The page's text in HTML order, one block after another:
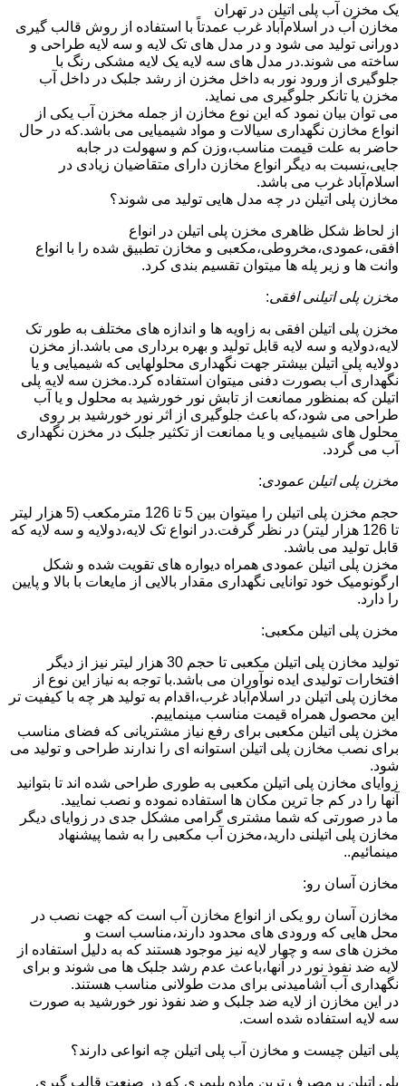
یک مخزن آب پلی اتیلن در تهران
مخازن آب در اسلام‌آباد غرب عمدتاً با استفاده از روش قالب گیری
دورانی تولید می شود و در مدل های تک لایه و سه لایه طراحی و
ساخته می شوند.در مدل های سه لایه یک لایه مشکی رنگ با
جلوگیری از ورود نور به داخل مخزن از رشد جلبک در داخل آب
مخزن یا تانکر جلوگیری می نماید.
می توان بیان نمود که این نوع مخازن از جمله مخزن آب یکی از
انواع مخازن نگهداری سیالات و مواد شیمیایی می باشد.که در حال
حاضر به علت قیمت مناسب،وزن کم و سهولت در جابه
جایی،نسبت به دیگر انواع مخازن دارای متقاضیان زیادی در
اسلام‌آباد غرب می باشد.
مخازن پلی اتیلن در چه مدل هایی تولید می شوند؟
از لحاظ شکل ظاهری مخزن پلی اتیلن در انواع
افقی،عمودی،مخروطی،مکعبی و مخازن تطبیق شده را با انواع
وانت ها و زیر پله ها میتوان تقسیم بندی کرد.
مخزن پلی اتیلنی افقی:
مخزن پلی اتیلن افقی به زاویه ها و اندازه های مختلف به طور تک
لایه،دولایه و سه لایه قابل تولید و بهره برداری می باشد.از مخزن
دولایه پلی اتیلن بیشتر جهت نگهداری محلولهایی که شیمیایی و یا
نگهداری آب بصورت دفنی میتوان استفاده کرد.مخزن سه لایه پلی
اتیلن که بمنظور ممانعت از تابش نور خورشید به محلول و یا آب
طراحی می شود،که باعث جلوگیری از اثر نور خورشید بر روی
محلول های شیمیایی و یا ممانعت از تکثیر جلبک در مخزن نگهداری
آب می گردد.
مخزن پلی اتیلن عمودی:
حجم مخزن پلی اتیلن را میتوان بین 5 تا 126 مترمکعب (5 هزار لیتر
تا 126 هزار لیتر) در نظر گرفت.در انواع تک لایه،دولایه و سه لایه که
قابل تولید می باشد.
مخزن پلی اتیلن عمودی همراه دیواره های تقویت شده و شکل
ارگونومیک خود توانایی نگهداری مقدار بالایی از مایعات با بالا و پایین
را دارد.
مخزن پلی اتیلن مکعبی:
تولید مخازن پلی اتیلن مکعبی تا حجم 30 هزار لیتر نیز از دیگر
افتخارات تولیدی ایده نوآوران می باشد.با توجه به نیاز این نوع از
مخازن پلی اتیلن در اسلام‌آباد غرب،اقدام به تولید هر چه با کیفیت تر
این محصول همراه قیمت مناسب مینماییم.
مخزن پلی اتیلن مکعبی برای رفع نیاز مشتریانی که فضای مناسب
برای نصب مخازن پلی اتیلن استوانه ای را ندارند طراحی و تولید می
شود.
زوایای مخازن پلی اتیلن مکعبی به طوری طراحی شده اند تا بتوانید
آنها را در کم جا ترین مکان ها استفاده نموده و نصب نمایید.
ما در صورتی که شما مشتری گرامی مشکل جدی در زوایای دیگر
مخازن پلی اتیلنی دارید،مخزن آب مکعبی را به شما پیشنهاد
مینمائیم..
مخازن آسان رو:
مخازن آسان رو یکی از انواع مخازن آب است که جهت نصب در
محل هایی که ورودی های محدود دارند،مناسب است و
مخزن های سه و چهار لایه نیز موجود هستند که به دلیل استفاده از
لایه ضد نفوذ نور در آنها،باعث عدم رشد جلبک ها می شوند و برای
نگهداری آب آشامیدنی برای مدت طولانی مناسب هستند.
در این مخازن از لایه ضد جلبک و ضد نفوذ نور خورشید به صورت
سه لایه استفاده شده است.
پلی اتیلن چیست و مخازن آب پلی اتیلن چه انواعی دارند؟
پلی اتیلن پرمصرف ترین ماده پلیمری که در صنعت قالب گیری